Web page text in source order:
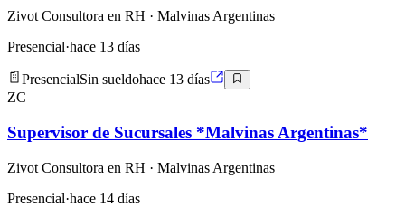
Zivot Consultora en RH · Malvinas Argentinas
Presencial·hace 13 días
PresencialSin sueldohace 13 días
ZC
Supervisor de Sucursales *Malvinas Argentinas*
Zivot Consultora en RH · Malvinas Argentinas
Presencial·hace 14 días